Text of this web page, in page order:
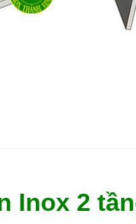
Inox 2